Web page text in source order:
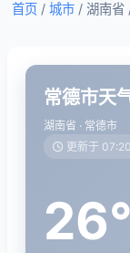
首页 / 城市 / 湖南省
常德市天
湖南省 · 常德市
更新于 07:20
26°